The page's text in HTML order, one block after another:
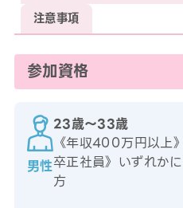
注意事項
参加資格
男性
23歳〜33歳
《年収400万円以上
卒正社員》いずれか
方